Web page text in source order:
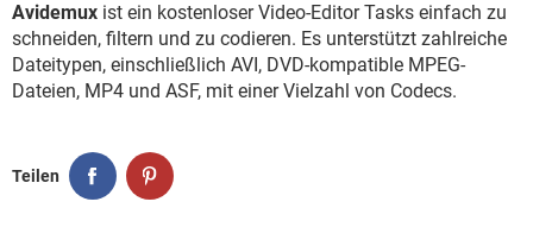
WHATSAPP TIKTOK
FACEBOOK HARDWARE
Avidemux ist ein kostenloser Video-Editor Tasks einfach zu
schneiden, filtern und zu codieren. Es unterstützt zahlreiche
Dateitypen, einschließlich AVI, DVD-kompatible MPEG-
Dateien, MP4 und ASF, mit einer Vielzahl von Codecs.
Teilen